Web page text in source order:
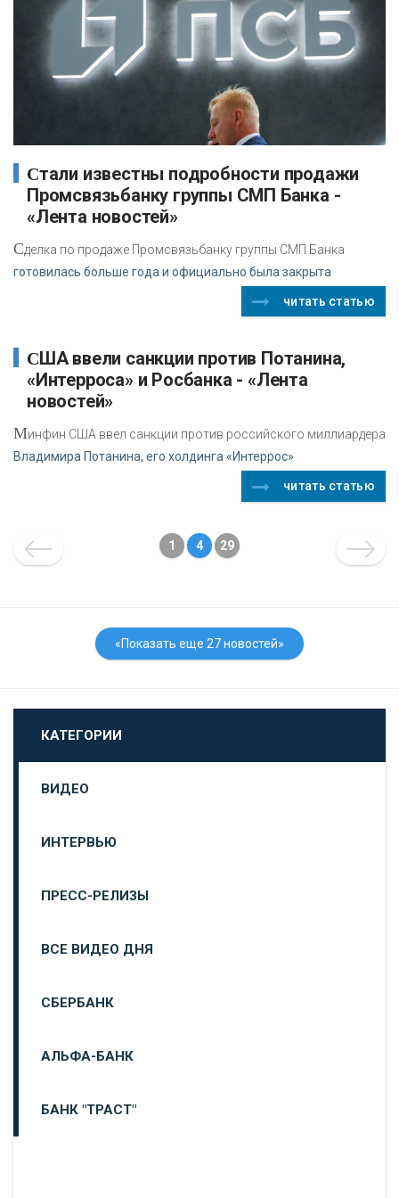
Стали известны подробности продажи
Промсвязьбанку группы СМП Банка -
«Лента новостей»
Сделка по продаже Промсвязьбанку группы СМП Банка
готовилась больше года и официально была закрыта
читать статью
США ввели санкции против Потанина,
«Интерроса» и Росбанка - «Лента
новостей»
Минфин США ввел санкции против российского миллиардера
Владимира Потанина, его холдинга «Интеррос»
читать статью
1 4 29
«Показать еще 27 новостей»
КАТЕГОРИИ
ВИДЕО
ИНТЕРВЬЮ
ПРЕСС-РЕЛИЗЫ
ВСЕ ВИДЕО ДНЯ
СБЕРБАНК
АЛЬФА-БАНК
БАНК "ТРАСТ"